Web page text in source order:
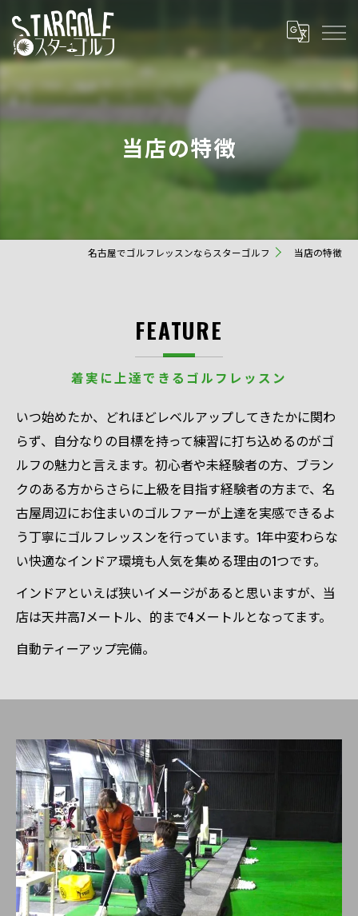
当店の特徴
名古屋でゴルフレッスンならスターゴルフ 当店の特徴
着実に上達できるゴルフレッスン
FEATURE
いつ始めたか、どれほどレベルアップしてきたかに関わ
らず、自分なりの目標を持って練習に打ち込めるのがゴ
ルフの魅力と言えます。初心者や未経験者の方、ブラン
クのある方からさらに上級を目指す経験者の方まで、名
古屋周辺にお住まいのゴルファーが上達を実感できるよ
う丁寧にゴルフレッスンを行っています。1年中変わらな
い快適なインドア環境も人気を集める理由の1つです。
インドアといえば狭いイメージがあると思いますが、当
店は天井高7メートル、的まで4メートルとなってます。
自動ティーアップ完備。